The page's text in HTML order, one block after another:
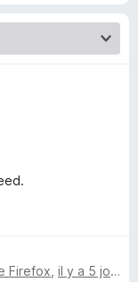
Firefox il y a 5 jours